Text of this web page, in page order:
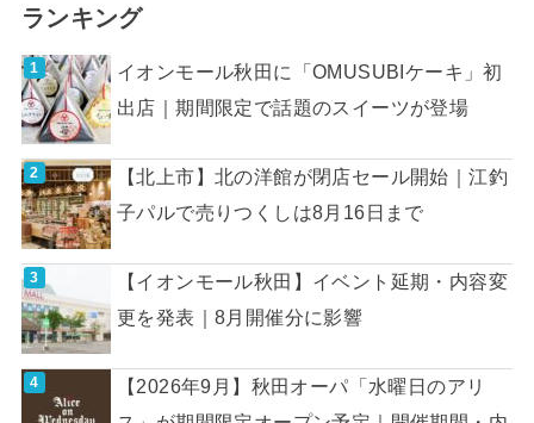
ランキング
イオンモール秋田に「OMUSUBIケーキ」初
出店｜期間限定で話題のスイーツが登場
【北上市】北の洋館が閉店セール開始｜江釣
子パルで売りつくしは8月16日まで
【イオンモール秋田】イベント延期・内容変
更を発表｜8月開催分に影響
【2026年9月】秋田オーパ「水曜日のアリ